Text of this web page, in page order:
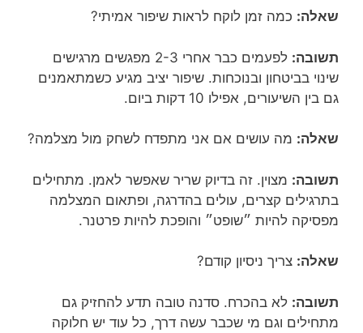
שאלה: כמה זמן לוקח לראות שיפור אמיתי?
תשובה:
לפעמים כבר אחרי 2-3 מפגשים מרגישים
שינוי בביטחון ובנוכחות. שיפור יציב מגיע כשמתאמנים
גם בין השיעורים, אפילו 10 דקות ביום.
שאלה: מה עושים אם אני מתפדח לשחק מול מצלמה?
תשובה: מצוין. זה בדיוק שריר שאפשר לאמן. מתחילים
בתרגילים קצרים, עולים בהדרגה, ופתאום המצלמה
מפסיקה להיות ״שופט״ והופכת להיות פרטנר.
שאלה: צריך ניסיון קודם?
תשובה: לא בהכרח. סדנה טובה תדע להחזיק גם
מתחילים וגם מי שכבר עשה דרך, כל עוד יש חלוקה